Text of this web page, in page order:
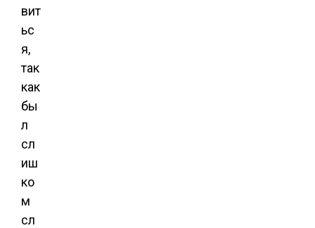
вит
ьс
я,
так
как
бы
л
сл
иш
ко
м
сл